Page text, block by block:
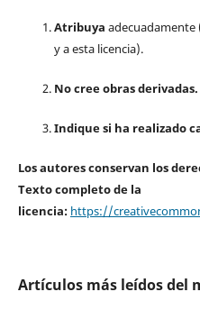
Atribuya adecuadamente
y a esta licencia).
No cree obras derivadas.
Indique si ha realizado
Los autores conservan los
Texto completo de la
licencia: https://
Artículos más leídos del